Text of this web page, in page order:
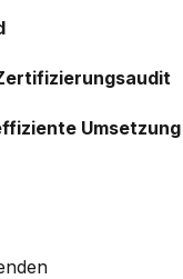
Umsetzung